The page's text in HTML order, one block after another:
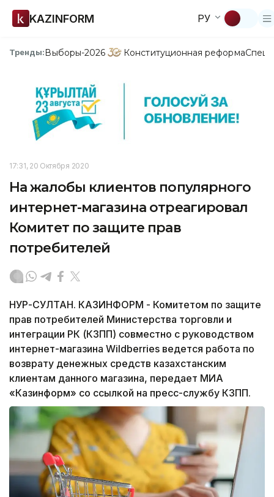
KAZINFORM РУ
Тренды:Выборы-2026 Конституционная реформа
17:31, 20 Октября 2020
На жалобы клиентов популярного
интернет-магазина отреагировал
Комитет по защите прав
потребителей
НУР-СУЛТАН. КАЗИНФОРМ - Комитетом по защите
прав потребителей Министерства торговли и
интеграции РК (КЗПП) совместно с руководством
интернет-магазина Wildberries ведется работа по
возврату денежных средств казахстанским
клиентам данного магазина, передает МИА
«Казинформ» со ссылкой на пресс-службу КЗПП.